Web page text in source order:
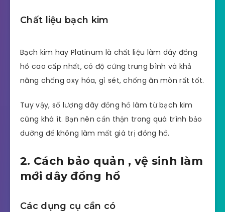
Chất liệu bạch kim
Bạch kim hay Platinum là chất liệu làm dây đồng
hồ cao cấp nhất, có độ cứng trung bình và khả
năng chống oxy hóa, gỉ sét, chống ăn mòn rất tốt.
Tuy vậy, số lượng dây đồng hồ làm từ bạch kim
cũng khá ít. Bạn nên cẩn thận trong quá trình bảo
dưỡng để không làm mất giá trị đồng hồ.
2. Cách bảo quản , vệ sinh làm
mới dây đồng hồ
Các dụng cụ cần có